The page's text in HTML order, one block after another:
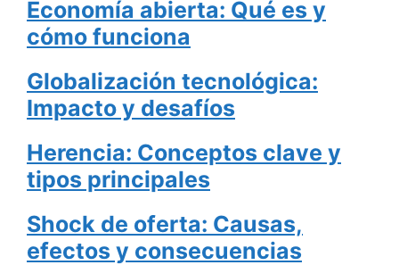
Economía abierta: Qué es y
cómo funciona
Globalización tecnológica:
Impacto y desafíos
Herencia: Conceptos clave y
tipos principales
Shock de oferta: Causas,
efectos y consecuencias